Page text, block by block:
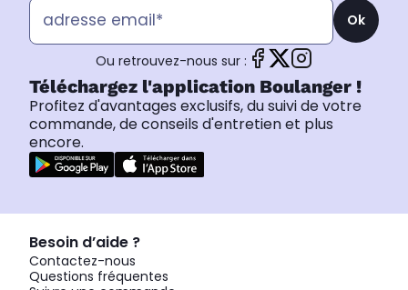
Ok
Ou retrouvez-nous sur :
Téléchargez l'application Boulanger !
Profitez d'avantages exclusifs, du suivi de votre
commande, de conseils d'entretien et plus
encore.
Besoin d’aide ?
Contactez-nous
Questions fréquentes